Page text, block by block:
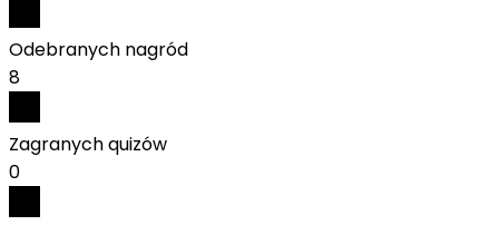
Odebranych nagród
8
Zagranych quizów
0